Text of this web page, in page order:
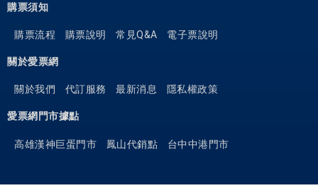
購票須知
購票流程 購票說明 常見Q&A 電子票說明
關於愛票網
關於我們 代訂服務 最新消息 隱私權政策
愛票網門市據點
高雄漢神巨蛋門市 鳳山代銷點 台中中港門市